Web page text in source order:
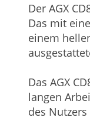
Der AGX
Das mit
einem
Das AGX
langen
des